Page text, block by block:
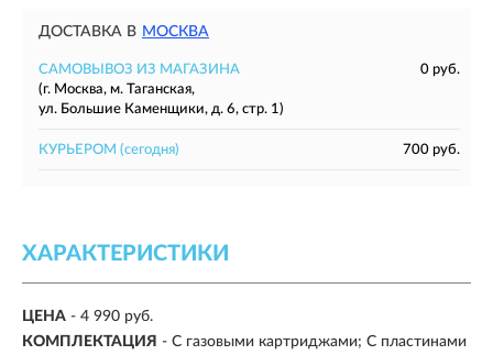
ДОСТАВКА В МОСКВА
САМОВЫВОЗ ИЗ МАГАЗИНА
0 руб.
(г. Москва, м. Таганская,
ул. Большие Каменщики, д. 6, стр. 1)
КУРЬЕРОМ (сегодня) 700 руб.
ХАРАКТЕРИСТИКИ
ЦЕНА - 4 990 руб.
КОМПЛЕКТАЦИЯ - С газовыми картриджами; С пластинами